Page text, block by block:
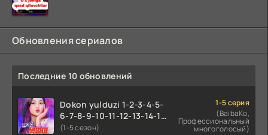
Обновления сериалов
Последние 10 обновлений
Dokon yulduzi 1-2-3-4-5-
6-7-8-9-10-11-12-13-14-15-
16-17 Qism Uzbek tilida
(1-5 сезон)
1-5 серия
(BaibaKo,
Профессиональный
многоголосый)